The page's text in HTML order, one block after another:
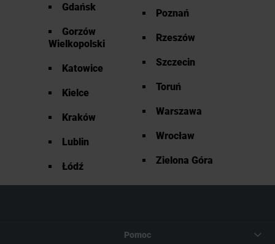
Gdańsk
Gorzów
Wielkopolski
Katowice
Kielce
Kraków
Lublin
Łódź
Poznań
Rzeszów
Szczecin
Toruń
Warszawa
Wrocław
Zielona Góra
Pomoc